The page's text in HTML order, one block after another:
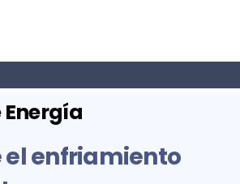
el enfriamiento